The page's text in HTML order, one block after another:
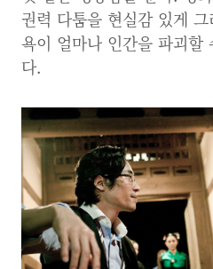
권력 다툼을 현실감 있게
욕이 얼마나 인간을 파괴할
다.